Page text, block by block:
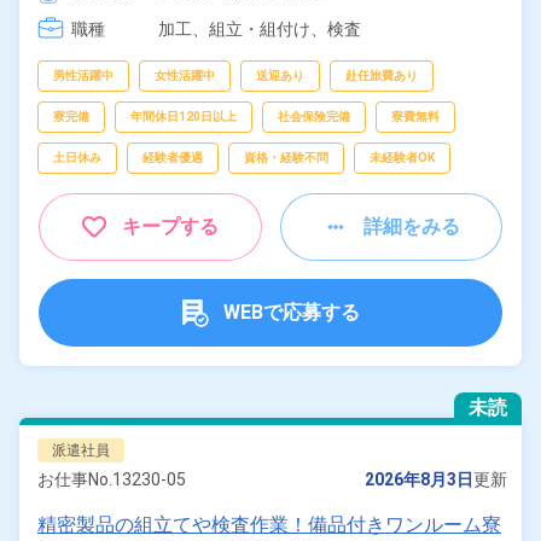
職種
加工、 組立・組付け、 検査
男性活躍中 女性活躍中 送迎あり 赴任旅費あり
寮完備 年間休日120日以上 社会保険完備 寮費無料
土日休み 経験者優遇 資格・経験不問 未経験者OK
キープする 詳細をみる
WEBで応募する
未読
派遣社員
お仕事No.13230-05 2026年8月3日更新
精密製品の組立てや検査作業！備品付きワンルーム寮